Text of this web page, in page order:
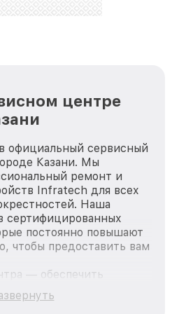
центре
официальный сервисный
Казани. Мы
ремонт и
Infratech для всех
Наша
сертифицированных
постоянно повышают
чтобы предоставить вам
— обеспечить
ремонт для
продукции Infratech,